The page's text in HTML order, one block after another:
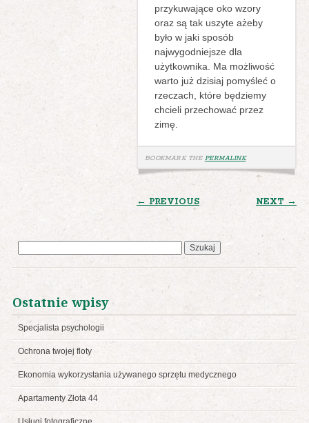
przykuwające oko wzory
oraz są tak uszyte ażeby
było w jaki sposób
najwygodniejsze dla
użytkownika. Ma możliwość
warto już dzisiaj pomyśleć o
rzeczach, które będziemy
chcieli przechować przez
zimę.
BOOKMARK THE PERMALINK.
POST
NAVIGATION
← PREVIOUS NEXT →
Ostatnie wpisy
Specjalista psychologii
Ochrona twojej floty
Ekonomia wykorzystania używanego sprzętu medycznego
Apartamenty Złota 44